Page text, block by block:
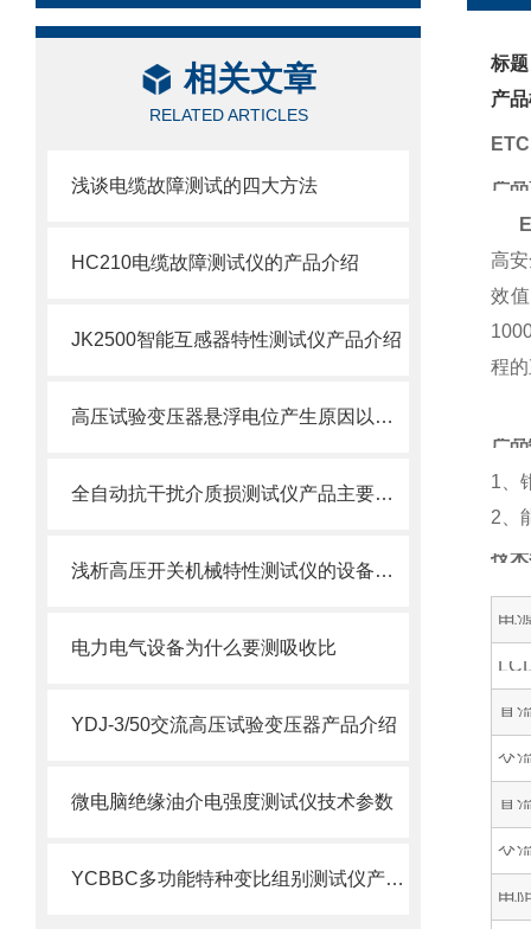
相关文章
RELATED ARTICLES
浅谈电缆故障测试的四大方法
HC210电缆故障测试仪的产品介绍
JK2500智能互感器特性测试仪产品介绍
高压试验变压器悬浮电位产生原因以及处理办法
全自动抗干扰介质损测试仪产品主要参数
浅析高压开关机械特性测试仪的设备特点
电力电气设备为什么要测吸收比
YDJ-3/50交流高压试验变压器产品介绍
微电脑绝缘油介电强度测试仪技术参数
YCBBC多功能特种变比组别测试仪产品介绍
标
产
产
高
效
程
产
1、
2、
技
电
直
交
直
交
电